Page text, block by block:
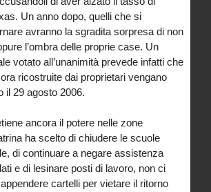
Un anno dopo, quelli che si
avranno la sgradita sorpresa di non
l’ombra delle proprie case. Un
votato all’unanimità prevede infatti che
ricostruite dai proprietari vengano
il 29 agosto 2006.
ancora il potere nelle zone
ha scelto di chiudere le scuole
di continuare a negare assistenza
e di lesinare posti di lavoro, non ci
cartelli per vietare il ritorno